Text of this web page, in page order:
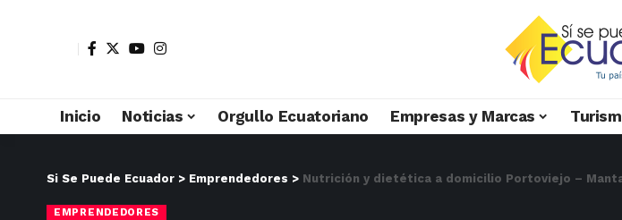
Inicio Noticias Orgullo Ecuatoriano Empresas y Marcas
Si Se Puede Ecuador > Emprendedores > Nutrición y dietética a domicilio Portoviejo –
EMPRENDEDORES